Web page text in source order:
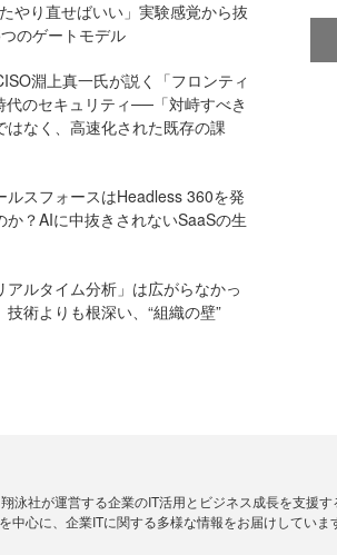
やり直せばいい」実験感覚から抜
のゲートモデル
淵上真一氏が説く「フロンティ
代のセキュリティ──「対峙すべき
はなく、高速化された既存の課
ルスフォースはHeadless 360を発
か？AIに中抜きされないSaaSの生
アルタイム分析」は広がらなかっ
術よりも根深い、“組織の壁”
泳社が運営する企業のIT活用とビジネス成長を支援
心に、企業ITに関する多様な情報をお届けしていま